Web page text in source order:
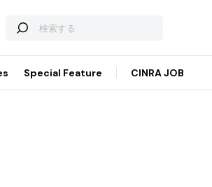
Special Feature CINRA JOB